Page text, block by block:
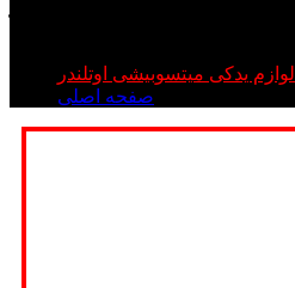
لوازم یدکی میتسوبیشی اوتلندر
صفحه اصلی